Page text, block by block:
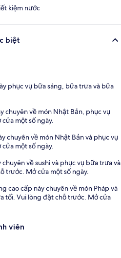
kiệm nước
biệt
phục vụ bữa sáng, bữa trưa và bữa
chuyên về món Nhật Bản, phục vụ
một số ngày.
chuyên về món Nhật Bản và phục vụ
một số ngày.
về sushi và phục vụ bữa trưa và
trước. Mở cửa một số ngày.
cao cấp này chuyên về món Pháp và
tối. Vui lòng đặt chỗ trước. Mở cửa
viên